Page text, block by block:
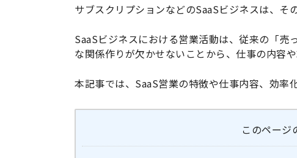
サブスクリプションなどのSaaSビジネスは、そ
SaaSビジネスにおける営業活動は、従来の「
な関係作りが欠かせないことから、仕事の内容
本記事では、SaaS営業の特徴や仕事内容、効率
このページ